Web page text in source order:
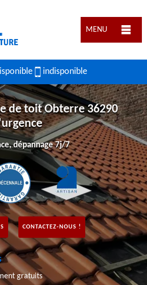
MENU
indisponible
de toit Obterre 36290
dépannage 7j/7
CONTACTEZ-NOUS !
gratuits